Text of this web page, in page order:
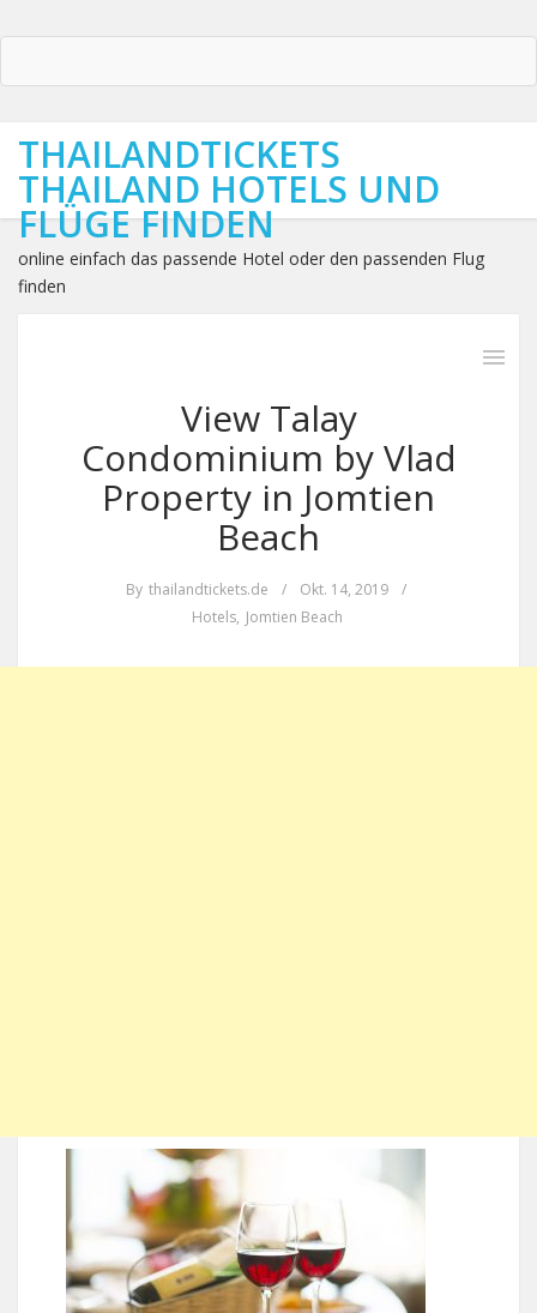
THAILANDTICKETS
THAILAND HOTELS UND
FLÜGE FINDEN
online einfach das passende Hotel oder den passenden Flug
finden
View Talay
Condominium by Vlad
Property in Jomtien
Beach
By thailandtickets.de / Okt. 14, 2019
/
Hotels, Jomtien Beach